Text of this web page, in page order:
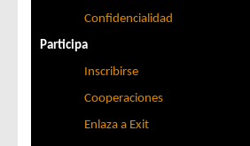
Confidencialidad
Participa
Inscribirse
Cooperaciones
Enlaza a Exit